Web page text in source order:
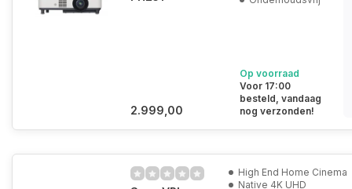
2.999,00
Op voorraad
Voor 17:00
besteld, vandaag
nog verzonden!
High End Home Cinema
Native 4K UHD